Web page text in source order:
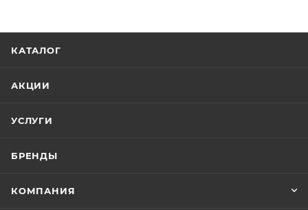
КАТАЛОГ
АКЦИИ
УСЛУГИ
БРЕНДЫ
КОМПАНИЯ